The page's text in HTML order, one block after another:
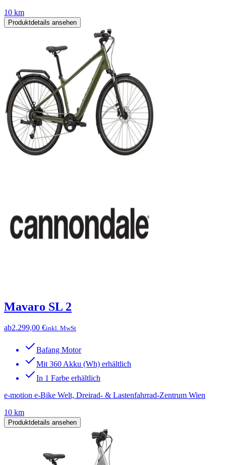
10 km
Produktdetails ansehen
Mavaro SL 2
ab2.299,00 €inkl. MwSt
Bafang Motor
Mit 360 Akku (Wh) erhältlich
In 1 Farbe erhältlich
e-motion e-Bike Welt, Dreirad- & Lastenfahrrad-Zentrum Wien
10 km
Produktdetails ansehen